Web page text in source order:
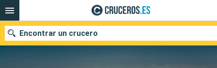
Encontrar un crucero